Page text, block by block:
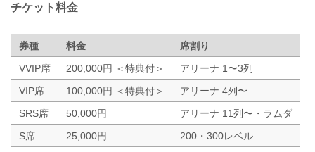
チケット料金
券種 料金
席割り
VVIP席
200,000円 ＜特典付＞
アリーナ 1〜3列
VIP席
100,000円 ＜特典付＞
アリーナ 4列〜
SRS席
50,000円
アリーナ 11列〜・ラムダ
S席
25,000円
200・300レベル